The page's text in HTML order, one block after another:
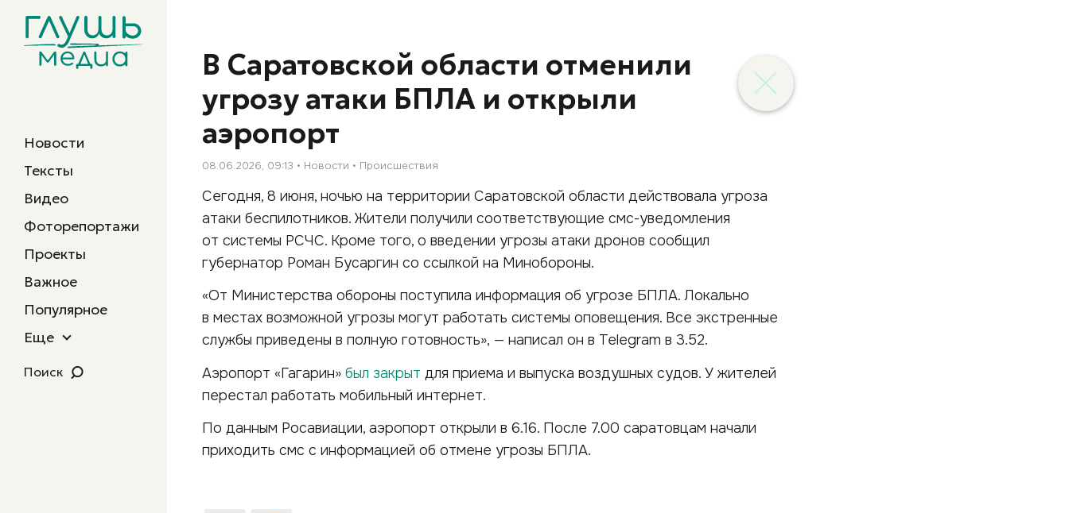
Новости
Тексты
Видео
Фоторепортажи
Проекты
Важное
Популярное
Еще
Поиск
В Саратовской области отменили
угрозу атаки БПЛА и открыли
аэропорт
08.06.2026, 09:13 Новости Происшествия
Сегодня, 8 июня, ночью на территории Саратовской области действовала угроза
атаки беспилотников. Жители получили соответствующие смс-уведомления
от системы РСЧС. Кроме того, о введении угрозы атаки дронов сообщил
губернатор Роман Бусаргин со ссылкой на Минобороны.
«От Министерства обороны поступила информация об угрозе БПЛА. Локально
в местах возможной угрозы могут работать системы оповещения. Все экстренные
службы приведены в полную готовность», — написал он в Telegram в 3.52.
Аэропорт «Гагарин» был закрыт для приема и выпуска воздушных судов. У жителей
перестал работать мобильный интернет.
По данным Росавиации, аэропорт открыли в 6.16. После 7.00 саратовцам начали
приходить смс с информацией об отмене угрозы БПЛА.